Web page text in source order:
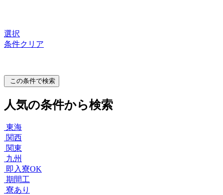
選択
条件クリア
この条件で検索
人気の条件から検索
東海
関西
関東
九州
即入寮OK
期間工
寮あり